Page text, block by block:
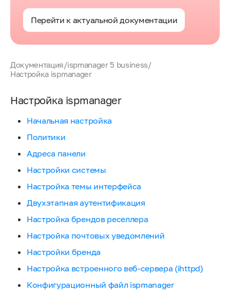
Перейти к актуальной документации
Документация/ispmanager 5 business/
Настройка ispmanager
Настройка ispmanager
Начальная настройка
Политики
Адреса панели
Настройки системы
Настройка темы интерфейса
Двухэтапная аутентификация
Настройка брендов реселлера
Настройка почтовых уведомлений
Настройки бренда
Настройка встроенного веб-сервера (ihttpd)
Конфигурационный файл ispmanager